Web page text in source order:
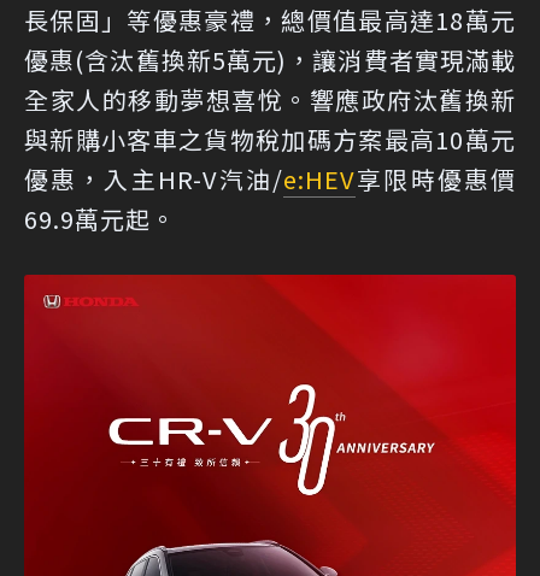
長保固」等優惠豪禮，總價值最高達18萬元
優惠(含汰舊換新5萬元)，讓消費者實現滿載
全家人的移動夢想喜悅。響應政府汰舊換新
與新購小客車之貨物稅加碼方案最高10萬元
優惠，入主HR-V汽油/e:HEV享限時優惠價
69.9萬元起。